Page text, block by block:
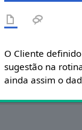
O Cliente
sugestão na
ainda assim o